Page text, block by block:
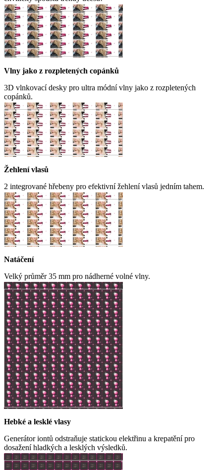
Vlny jako z rozpletených copánků
3D vlnkovací desky pro ultra módní vlny jako z rozpletených
copánků.
Žehlení vlasů
2 integrované hřebeny pro efektivní žehlení vlasů jedním tahem.
Natáčení
Velký průměr 35 mm pro nádherné volné vlny.
Hebké a lesklé vlasy
Generátor iontů odstraňuje statickou elektřinu a krepatění pro
dosažení hladkých a lesklých výsledků.